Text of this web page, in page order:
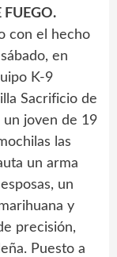
FUEGO.
con el hecho
en
K-9
Sacrificio de
un joven de 19
las
un arma
un
y
precisión,
Puesto a